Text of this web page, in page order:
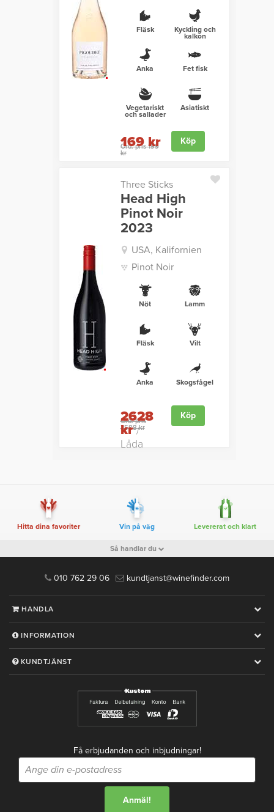
Fläsk Kyckling och
kalkon
Anka Fet fisk
Vegetariskt
och sallader
Asiatiskt
Ord. pris 199
kr
169 kr Köp
Three Sticks
Head High
Pinot Noir
2023
USA, Kalifornien
Pinot Noir
Nöt Lamm
Fläsk Vilt
Anka Skogsfågel
Ord. pris
3588 kr
2628
kr/
Låda
Köp
Hitta dina favoriter Vin på väg Levererat och klart
Så handlar du
010 762 29 06 kundtjanst@winefinder.com
HANDLA
INFORMATION
KUNDTJÄNST
Få erbjudanden och inbjudningar!